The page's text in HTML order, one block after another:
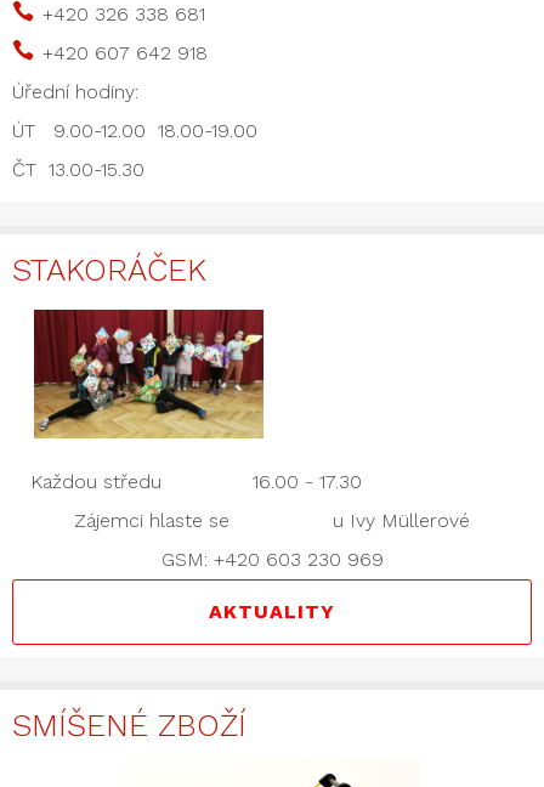
 +420 326 338 681
 +420 607 642 918
Úřední hodiny:
ÚT 9.00-12.00 18.00-19.00
ČT 13.00-15.30
STAKORÁČEK
Každou středu 16.00 - 17.30
Zájemci hlaste se u Ivy Müllerové
GSM: +420 603 230 969
AKTUALITY
SMÍŠENÉ ZBOŽÍ